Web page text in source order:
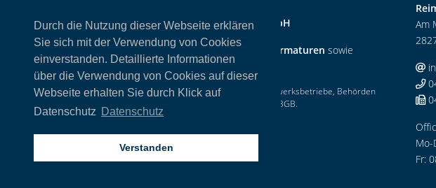
Durch die Nutzung dieser Webseite erklären
Sie sich mit der Verwendung von Cookies
einverstanden. Detaillierte Informationen
über die Verwendung von Cookies auf dieser
Webseite erhalten Sie durch Klick auf
Datenschutz Datenschutz
Verstanden
Reimer Armaturen GmbH
Handelsfirma fürIndustrie- und Schiffbauarmaturen sowie
Hersteller kundenspezifischer Lösungen.
Nur für Firmen, Gewerbetreibende, Vereine, Handwerksbetriebe, Behörden
oder selbstständige Freiberufler im Sinne des § 14 BGB.
Der Mindestbestellwert beträgt
Reimer Armaturen GmbH
Am
Mo-
Fr: